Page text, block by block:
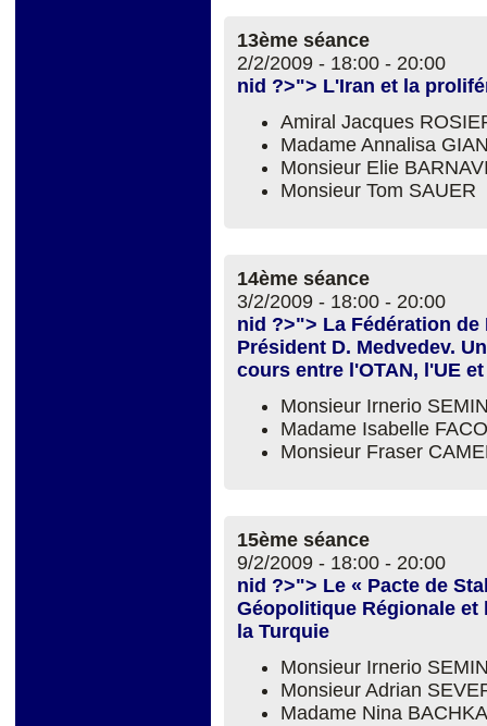
13ème séance
2/2/2009 - 18:00 - 20:00
nid ?>"> L'Iran et la
Amiral Jacques
Madame Annalisa
Monsieur Elie
Monsieur Tom SAUER
14ème séance
3/2/2009 - 18:00 - 20:00
nid ?>"> La Fédération
Président D. Medvedev.
cours entre l'OTAN, l'UE
Monsieur Irnerio
Madame Isabelle
Monsieur Fraser
15ème séance
9/2/2009 - 18:00 - 20:00
nid ?>"> Le « Pacte de
Géopolitique Régionale
la Turquie
Monsieur Irnerio
Monsieur Adrian
Madame Nina